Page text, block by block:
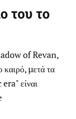
του το
of Revan,
καιρό, μετά τα
είναι